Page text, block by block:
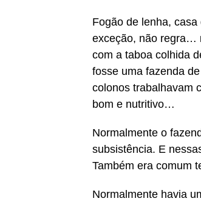
Fogão de lenha,
exceção, não regra…
com a taboa colhida
fosse uma fazenda
colonos trabalhavam
bom e nutritivo…
Normalmente o
subsistência. E
Também era comum
Normalmente havia